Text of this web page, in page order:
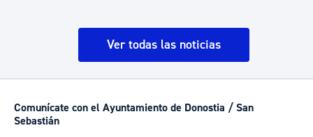
Ver todas las noticias
Comunícate con el Ayuntamiento de Donostia / San
Sebastián